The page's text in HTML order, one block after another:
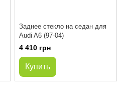
Заднее стекло на седан для
Audi A6 (97-04)
4 410 грн
Купить